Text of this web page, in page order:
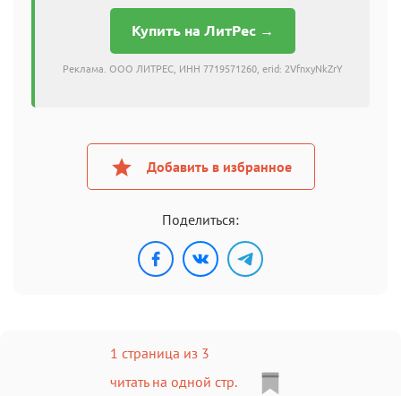
Купить на ЛитРес →
Реклама. ООО ЛИТРЕС, ИНН 7719571260, erid: 2VfnxyNkZrY
Добавить в избранное
Поделиться:
1 страница из 3
читать на одной стр.